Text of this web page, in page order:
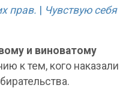
прав.
Чувствую себя
и виноватому
к тем, кого наказали